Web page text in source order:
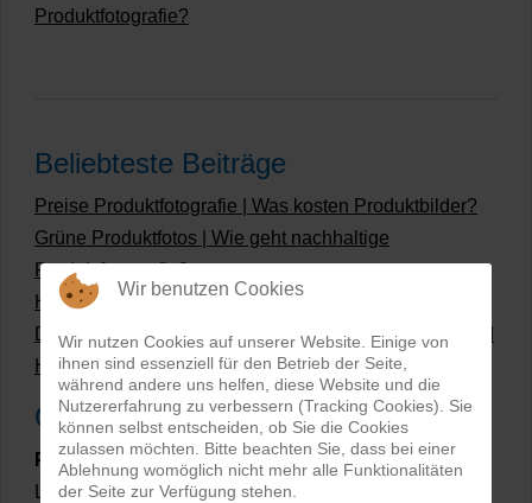
Produktfotografie?
Beliebteste Beiträge
Preise Produktfotografie | Was kosten Produktbilder?
Grüne Produktfotos | Wie geht nachhaltige
Produktfotografie?
Hollow Man Fotografie | Darauf kommt es an!
Dateiformate und Bilder mit transparentem Hintergrund
Hollowman und Produktfotografie
Google Rezensionen
PRO-ducto GmbH, Fotografie und Bildbearbeitung in
Lichtenau
Wir benutzen Cookies
Wir nutzen Cookies auf unserer Website. Einige von
ihnen sind essenziell für den Betrieb der Seite,
während andere uns helfen, diese Website und die
Nutzererfahrung zu verbessern (Tracking Cookies). Sie
können selbst entscheiden, ob Sie die Cookies
zulassen möchten. Bitte beachten Sie, dass bei einer
Ablehnung womöglich nicht mehr alle Funktionalitäten
der Seite zur Verfügung stehen.